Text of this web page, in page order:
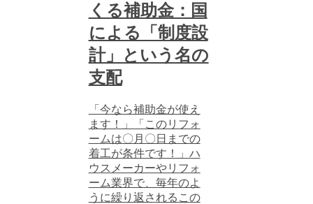
くる補助金：国
による「制度設
計」という名の
支配
「今なら補助金が使え
ます！」「このリフォ
ームは〇月〇日までの
着工が条件です！」ハ
ウスメーカーやリフォ
ーム業界で、毎年のよ
うに繰り返されるこの